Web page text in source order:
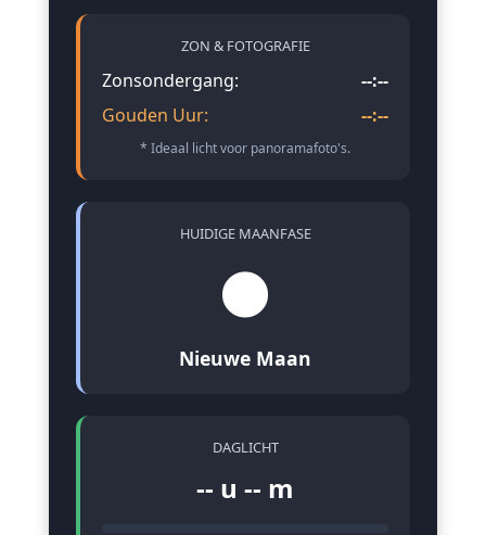
ZON & FOTOGRAFIE
Zonsondergang:
--:--
Gouden Uur:
--:--
* Ideaal licht voor panoramafoto's.
HUIDIGE MAANFASE
🌑
Nieuwe Maan
DAGLICHT
-- u -- m